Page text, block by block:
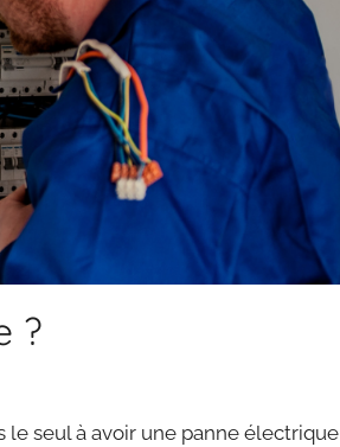
?
le seul à avoir une panne électrique